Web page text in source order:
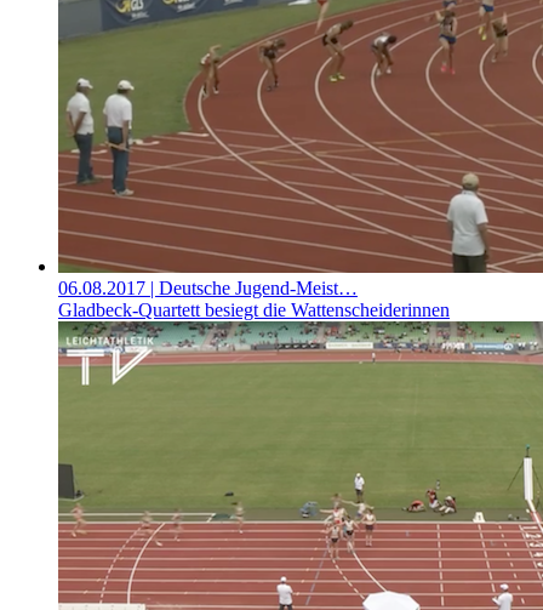
06.08.2017 | Deutsche Jugend-Meist…
Gladbeck-Quartett besiegt die Wattenscheiderinnen